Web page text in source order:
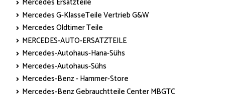
Mercedes G-KlasseTeile Vertrieb G&W
Mercedes Oldtimer Teile
MERCEDES-AUTO-ERSATZTEILE
Mercedes-Autohaus-Hana-Sühs
Mercedes-Autohaus-Sühs
Mercedes-Benz - Hammer-Store
Mercedes-Benz Gebrauchtteile Center MBGTC